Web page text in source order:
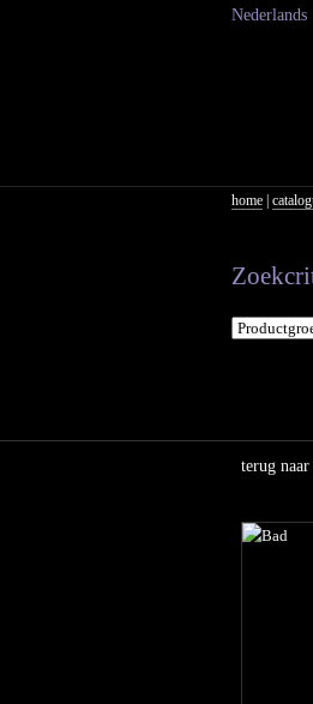
Nederlands
home|
terug naar